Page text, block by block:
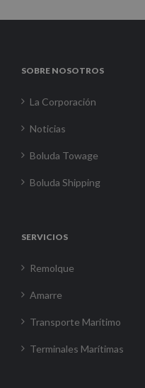
SOBRE NOSOTROS
La Corporación
Noticias
Boluda Towage
Boluda Shipping
SERVICIOS
Remolque
Amarre
Transporte Marítimo
Terminales Marítimas